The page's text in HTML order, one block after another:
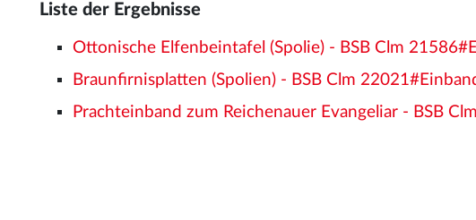
Liste der Ergebnisse
Ottonische Elfenbeintafel (Spolie) - BSB Clm
Braunfirnisplatten (Spolien) - BSB Clm
Prachteinband zum Reichenauer Evangeliar - BSB